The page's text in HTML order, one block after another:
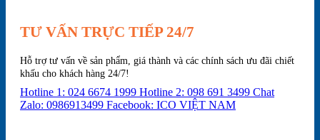
TƯ VẤN TRỰC TIẾP 24/7
Hỗ trợ tư vấn về sản phẩm, giá thành và các chính sách ưu đãi chiết
khấu cho khách hàng 24/7!
Hotline 1: 024 6674 1999 Hotline 2: 098 691 3499 Chat
Zalo: 0986913499 Facebook: ICO VIỆT NAM